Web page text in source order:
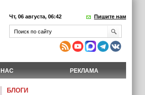
Чт, 06 августа, 06:42 Пишите нам
РЕКЛАМА
БЛОГИ